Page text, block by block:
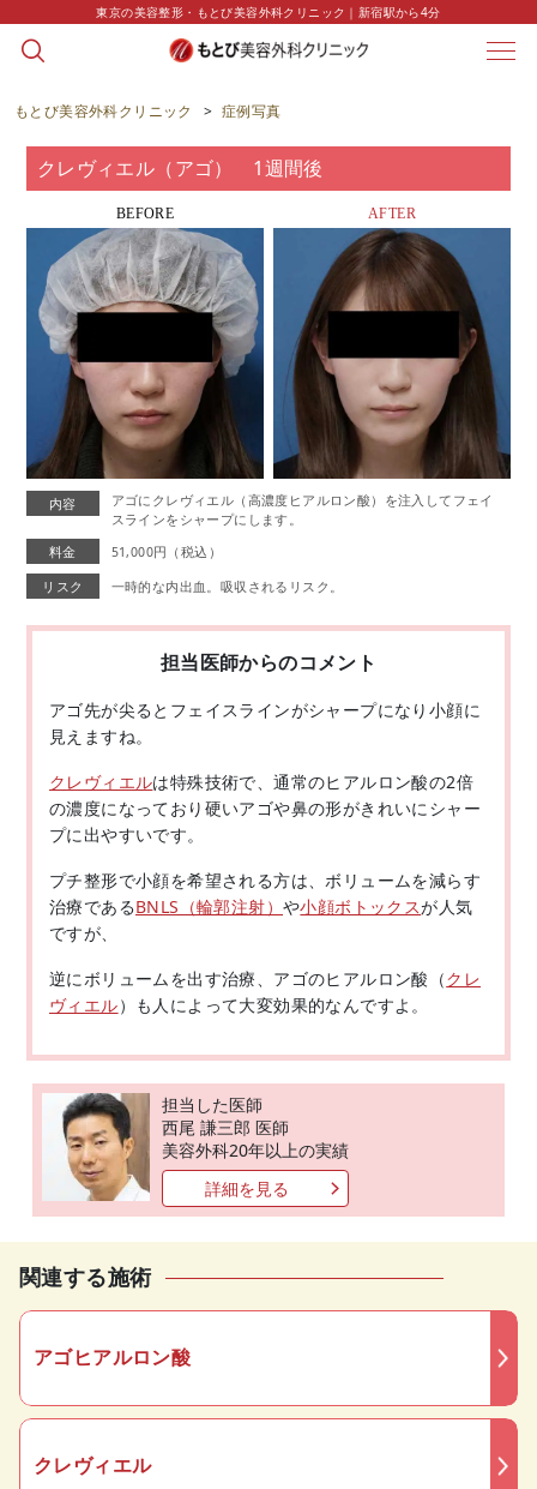
東京の美容整形・もとび美容外科クリニック｜新宿駅から4分
CASE
症例写真
もとび美容外科クリニック > 症例写真
クレヴィエル（アゴ） 1週間後
BEFORE AFTER
内容
アゴにクレヴィエル（高濃度ヒアルロン酸）を注入してフェイ
スラインをシャープにします。
料金
51,000円（税込）
リスク 一時的な内出血。吸収されるリスク。
担当医師からのコメント
アゴ先が尖るとフェイスラインがシャープになり小顔に
見えますね。
クレヴィエルは特殊技術で、通常のヒアルロン酸の2倍
の濃度になっており硬いアゴや鼻の形がきれいにシャー
プに出やすいです。
プチ整形で小顔を希望される方は、ボリュームを減らす
治療であるBNLS（輪郭注射） や小顔ボトックスが人気
ですが、
逆にボリュームを出す治療、アゴのヒアルロン酸（クレ
ヴィエル）も人によって大変効果的なんですよ。
担当した医師
西尾 謙三郎 医師
美容外科20年以上の実績
詳細を見る
関連する施術
アゴヒアルロン酸
クレヴィエル